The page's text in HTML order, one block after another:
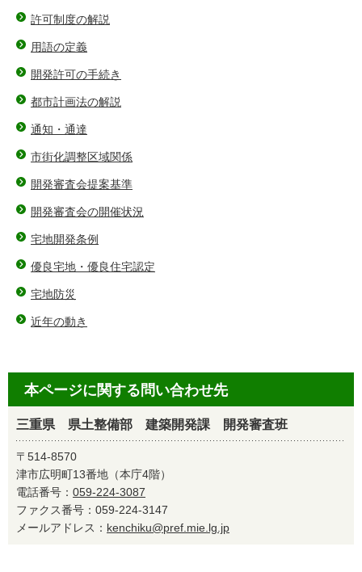
許可制度の解説
用語の定義
開発許可の手続き
都市計画法の解説
通知・通達
市街化調整区域関係
開発審査会提案基準
開発審査会の開催状況
宅地開発条例
優良宅地・優良住宅認定
宅地防災
近年の動き
本ページに関する問い合わせ先
三重県 県土整備部 建築開発課 開発審査班
〒514-8570
津市広明町13番地（本庁4階）
電話番号： 059-224-3087
ファクス番号：059-224-3147
メールアドレス： kenchiku@pref.mie.lg.jp